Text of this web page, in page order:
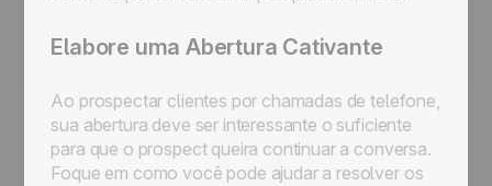
Elabore uma Abertura Cativante
Ao prospectar clientes por chamadas de telefone,
sua abertura deve ser interessante o suficiente
para que o prospect queira continuar a conversa.
Foque em como você pode ajudar a resolver os